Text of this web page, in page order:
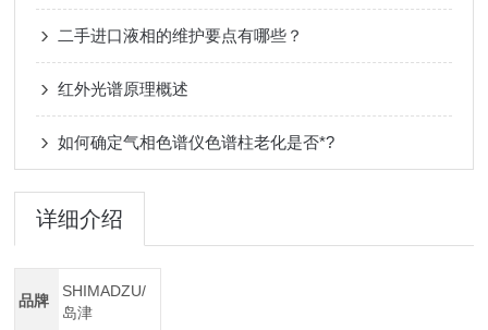
二手进口液相的维护要点有哪些？
红外光谱原理概述
如何确定气相色谱仪色谱柱老化是否*?
详细介绍
品牌
SHIMADZU/
岛津